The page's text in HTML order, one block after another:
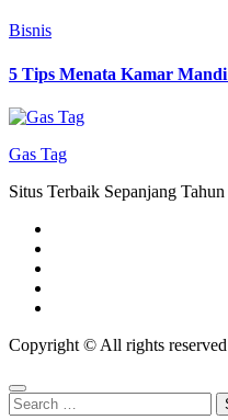
Bisnis
5 Tips Menata Kamar
Gas Tag
Situs Terbaik Sepanjang
Copyright © All rights reserved
Search